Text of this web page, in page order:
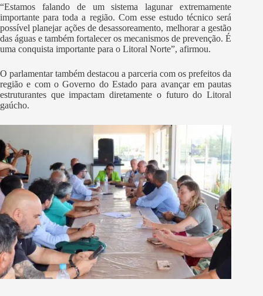
“Estamos falando de um sistema lagunar extremamente
importante para toda a região. Com esse estudo técnico será
possível planejar ações de desassoreamento, melhorar a gestão
das águas e também fortalecer os mecanismos de prevenção. É
uma conquista importante para o Litoral Norte”, afirmou.
O parlamentar também destacou a parceria com os prefeitos da
região e com o Governo do Estado para avançar em pautas
estruturantes que impactam diretamente o futuro do Litoral
gaúcho.